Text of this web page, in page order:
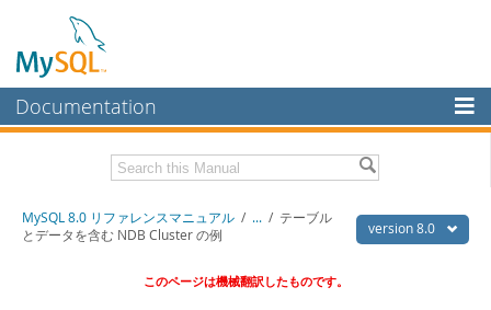
Documentation
MySQL Enterprise
Workbench
Download this Manual version 8.0
MySQL 8.0 リファレンスマニュアル / ... / テーブル
とデータを含む NDB Cluster の例
このページは機械翻訳したものです。